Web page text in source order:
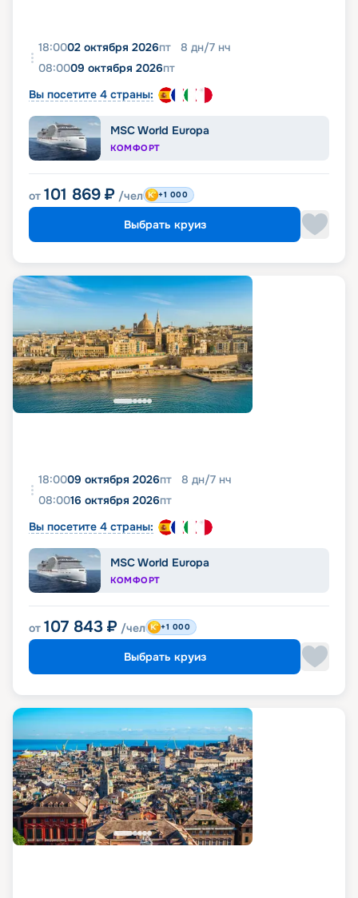
18:0002 октября 2026пт 8 дн/7 нч
08:0009 октября 2026пт
Вы посетите 4 страны:
MSC World Europa
КОМФОРТ
от 101 869 ₽ /чел +1 000
Выбрать круиз
18:0009 октября 2026пт 8 дн/7 нч
08:0016 октября 2026пт
Вы посетите 4 страны:
MSC World Europa
КОМФОРТ
от 107 843 ₽ /чел +1 000
Выбрать круиз